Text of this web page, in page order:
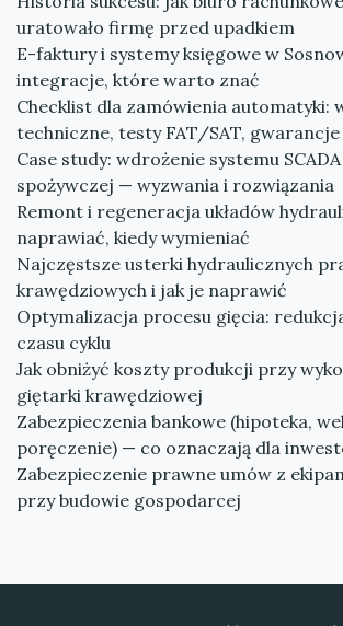
uratowało firmę przed upadkiem
E-faktury i systemy księgowe w
integracje, które warto znać
Checklist dla zamówienia automatyki:
techniczne, testy FAT/SAT, gwarancje
Case study: wdrożenie systemu
spożywczej — wyzwania i rozwiązania
Remont i regeneracja układów
naprawiać, kiedy wymieniać
Najczęstsze usterki hydraulicznych
krawędziowych i jak je naprawić
Optymalizacja procesu gięcia:
czasu cyklu
Jak obniżyć koszty produkcji przy
giętarki krawędziowej
Zabezpieczenia bankowe (hipoteka,
poręczenie) — co oznaczają dla
Zabezpieczenie prawne umów z
przy budowie gospodarcej